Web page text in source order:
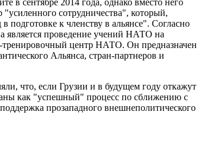
в сентябре 2014 года, однако вместо него
сотрудничества", который,
к членству в альянсе". Согласно
является проведение учений НАТО на
тренировочный центр НАТО. Он предназначен
Альянса, стран-партнеров и
что, если Грузии и в будущем году откажут
как "успешный" процесс по сближению с
прозападного внешнеполитического